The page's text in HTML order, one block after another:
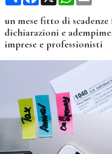
un mese fitto di
dichiarazioni e
imprese e professionisti